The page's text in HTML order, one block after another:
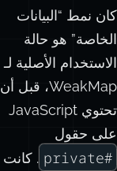
كان نمط “البيانات
الخاصة” هو حالة
الاستخدام الأصلية لـ
WeakMap، قبل أن
تحتوي JavaScript
على حقول
#private . كانت